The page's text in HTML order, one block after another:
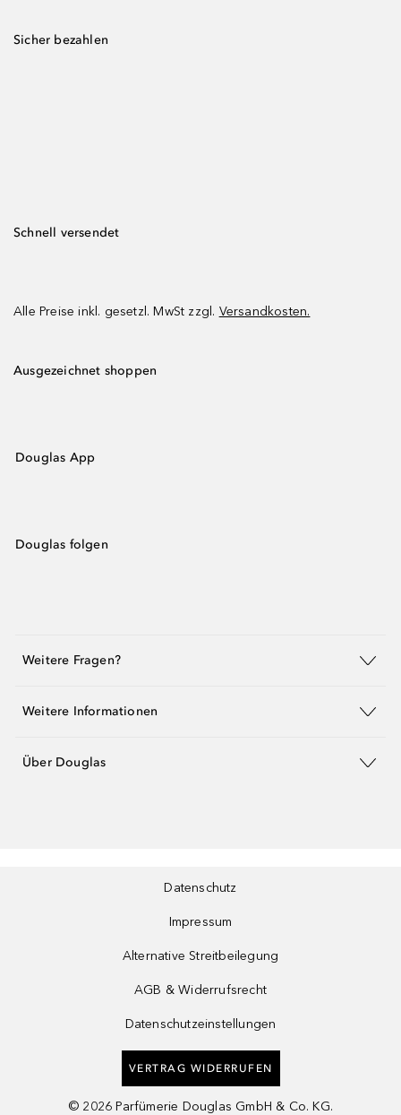
Sicher bezahlen
Schnell versendet
Alle Preise inkl. gesetzl. MwSt zzgl. Versandkosten.
Ausgezeichnet shoppen
Douglas App
Douglas folgen
Weitere Fragen?
Weitere Informationen
Über Douglas
Datenschutz
Impressum
Alternative Streitbeilegung
AGB & Widerrufsrecht
Datenschutzeinstellungen
VERTRAG WIDERRUFEN
© 2026 Parfümerie Douglas GmbH & Co. KG.